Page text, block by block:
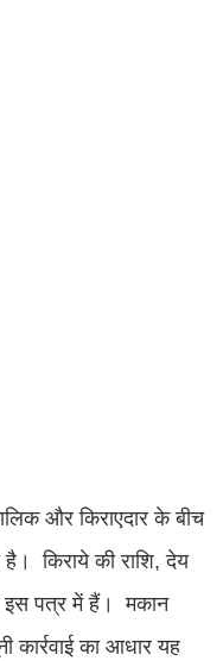
और किराएदार के बीच
है। किराये की राशि, देय
इस पत्र में हैं। मकान
कार्रवाई का आधार यह